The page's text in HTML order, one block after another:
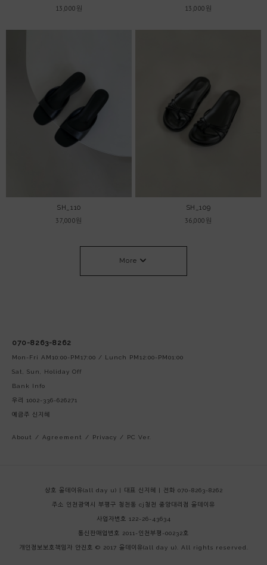
13,000원 13,000원
SH_110
37,000원
SH_109
36,000원
More
070-8263-8262
Mon-Fri AM10:00-PM17:00 / Lunch PM12:00-PM01:00
Sat, Sun, Holiday Off
Bank Info
우리 1002-336-626271
예금주 신지혜
About / Agreement / Privacy / PC Ver.
상호 올데이유(all day u) | 대표 신지혜 | 전화 070-8263-8262
주소 인천광역시 부평구 청천동 cj청천 중앙대리점 올데이유
사업자번호 122-26-43634
통신판매업번호 2011-인천부평-00232호
개인정보보호책임자 안진호 © 2017 올데이유(all day u). All rights reserved.